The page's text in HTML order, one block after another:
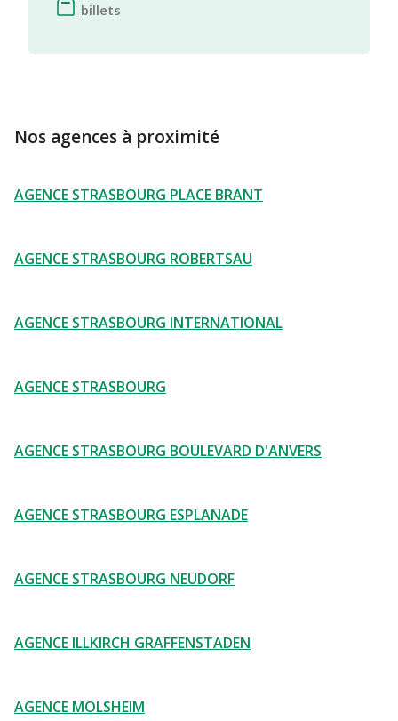
billets
Nos agences à proximité
AGENCE STRASBOURG PLACE BRANT
AGENCE STRASBOURG ROBERTSAU
AGENCE STRASBOURG INTERNATIONAL
AGENCE STRASBOURG
AGENCE STRASBOURG BOULEVARD D'ANVERS
AGENCE STRASBOURG ESPLANADE
AGENCE STRASBOURG NEUDORF
AGENCE ILLKIRCH GRAFFENSTADEN
AGENCE MOLSHEIM